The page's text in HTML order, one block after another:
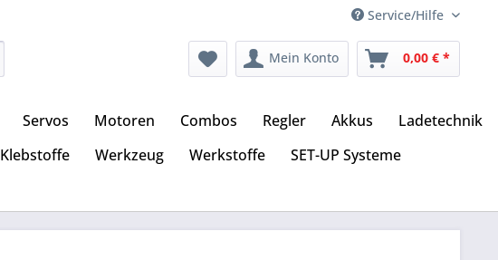
Service/Hilfe
Mein Konto 0,00 € *
Servos Motoren Combos Regler Akkus
Ladetechnik
Klebstoffe Werkzeug Werkstoffe
SET-UP Systeme